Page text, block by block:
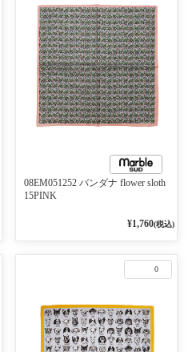
08EM051252 バンダナ flower sloth
15PINK
¥1,760(税込)
0